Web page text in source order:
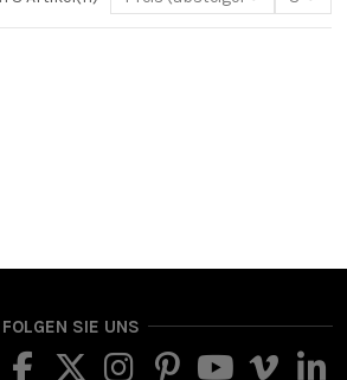
FOLGEN SIE UNS